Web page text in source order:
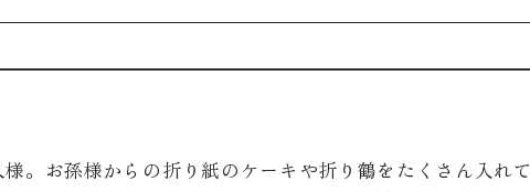
。お孫様からの折り紙のケーキや折り鶴をたくさん入れて